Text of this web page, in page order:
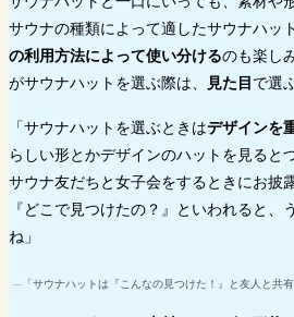
サウナの種類によって適したサウナハッ
の利用方法によって使い分けるのも楽し
がサウナハットを選ぶ際は、
見た目で選
「サウナハットを選ぶときはデザインを
らしい形とかデザインのハットを見ると
サウナ友だちと女子会をするときにお披
『どこで見つけたの？』といわれると、
ね」
「サウナハットは『こんなの見つけた！』と友人と共